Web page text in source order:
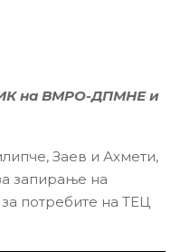
ИК на ВМРО-ДПМНЕ и
Заев и Ахмети,
запирање на
потребите на ТЕЦ